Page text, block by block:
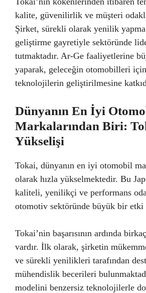
kalite, güvenilirlik ve müşteri
Şirket, sürekli olarak yenilik
geliştirme gayretiyle sektöründe
tutmaktadır. Ar-Ge faaliyetlerine
yaparak, geleceğin otomobilleri
teknolojilerin geliştirilmesine
Dünyanın En İyi
Markalarından Biri:
Yükselişi
Tokai, dünyanın en iyi otomobil
olarak hızla yükselmektedir. Bu
kaliteli, yenilikçi ve performans
otomotiv sektöründe büyük bir etki
Tokai’nin başarısının ardında
vardır. İlk olarak, şirketin
ve sürekli yenilikleri tarafından
mühendislik becerileri
modelini benzersiz teknolojilerle